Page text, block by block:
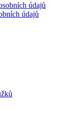
údajů
údajů